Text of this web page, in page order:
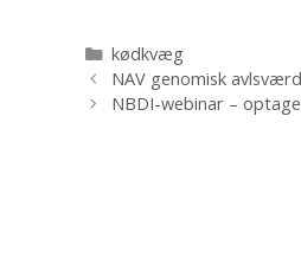
Kategorier
kødkvæg
NAV genomisk
NBDI-webinar –